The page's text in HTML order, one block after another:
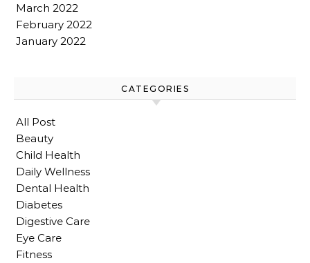
March 2022
February 2022
January 2022
CATEGORIES
All Post
Beauty
Child Health
Daily Wellness
Dental Health
Diabetes
Digestive Care
Eye Care
Fitness